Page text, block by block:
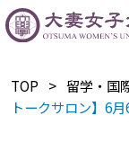
TOP 留学・国
トークサロン】6